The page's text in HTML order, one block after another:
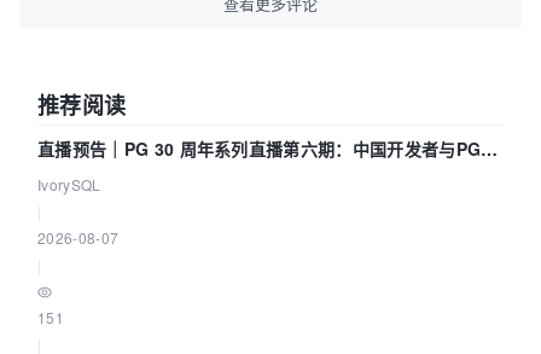
查看更多评论
推荐阅读
直播预告｜PG 30 周年系列直播第六期：中国开发者与PG内
核——我们改得动吗？我们贡献了什么？
IvorySQL
2026-08-07
151